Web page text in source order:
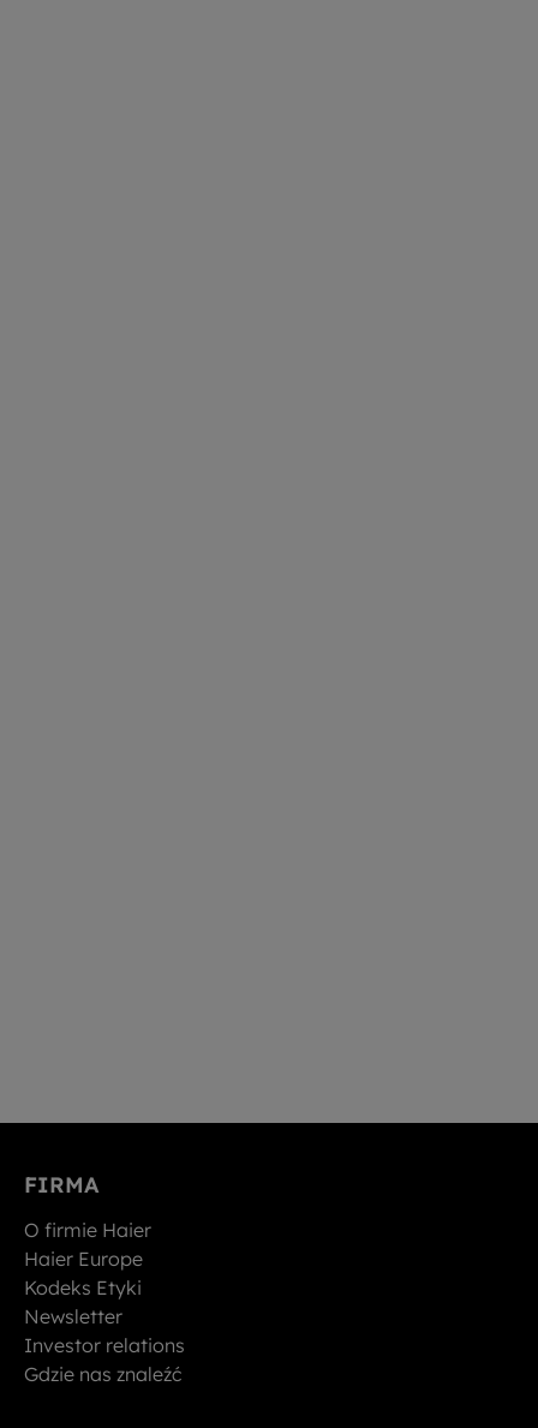
FIRMA
O firmie Haier
Haier Europe
Kodeks Etyki
Newsletter
Investor relations
Gdzie nas znaleźć